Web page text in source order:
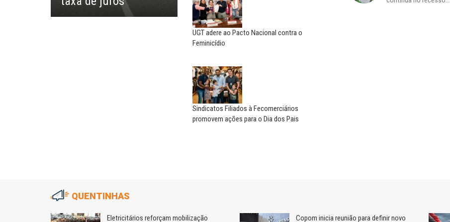
UGT adere ao Pacto Nacional contra o
Feminicídio
Sindicatos Filiados à Fecomerciários
promovem ações para o Dia dos Pais
QUENTINHAS
Eletricitários reforçam mobilização Copom inicia reunião para definir novo